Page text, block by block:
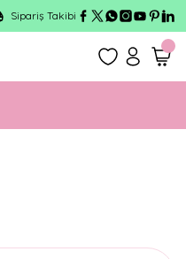
Sipariş Takibi